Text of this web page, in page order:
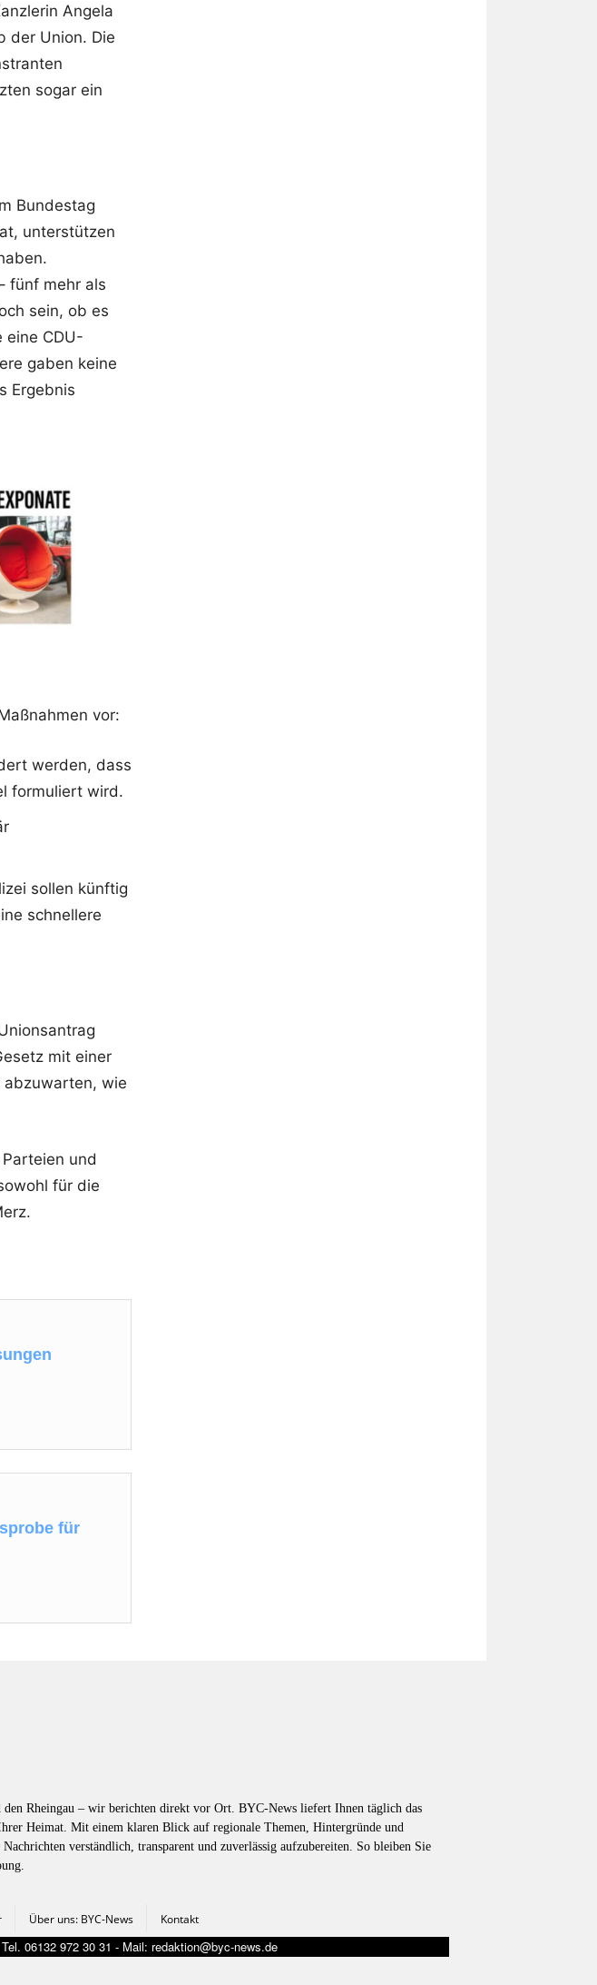
Angela
der Union. Die
sogar ein
Bundestag
unterstützen
fünf mehr als
sein, ob es
eine CDU-
gaben keine
Ergebnis
vor:
werden, dass
formuliert wird.
sollen künftig
schnellere
mit einer
wie
und
für die
für
Rheingau – wir berichten direkt vor Ort. BYC-News liefert Ihnen täglich das
Heimat. Mit einem klaren Blick auf regionale Themen, Hintergründe und
verständlich, transparent und zuverlässig aufzubereiten. So bleiben Sie
Über uns: BYC-News Kontakt
06132 972 30 31 - Mail: redaktion@byc-news.de